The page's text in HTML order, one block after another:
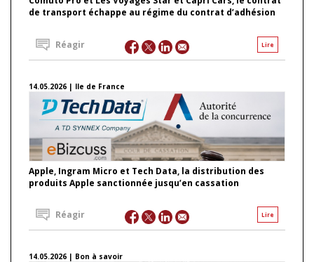
de transport échappe au régime du contrat d’adhésion
Lire
Réagir
14.05.2026 | Ile de France
Apple, Ingram Micro et Tech Data, la distribution des
produits Apple sanctionnée jusqu’en cassation
Lire
Réagir
14.05.2026 | Bon à savoir